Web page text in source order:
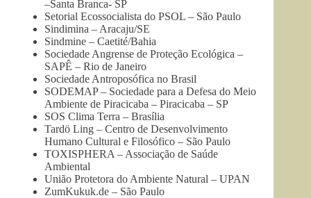
–Santa Branca- SP
Setorial Ecossocialista do PSOL – São Paulo
Sindimina – Aracaju/SE
Sindmine – Caetité/Bahia
Sociedade Angrense de Proteção Ecológica –
SAPÊ – Rio de Janeiro
Sociedade Antroposófica no Brasil
SODEMAP – Sociedade para a Defesa do Meio
Ambiente de Piracicaba – Piracicaba – SP
SOS Clima Terra – Brasília
Tardö Ling – Centro de Desenvolvimento
Humano Cultural e Filosófico – São Paulo
TOXISPHERA – Associação de Saúde
Ambiental
União Protetora do Ambiente Natural – UPAN
ZumKukuk.de – São Paulo